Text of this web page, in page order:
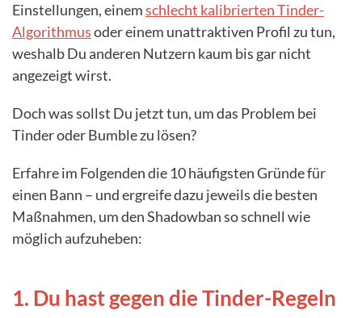
Einstellungen, einemschlecht kalibrierten Tinder-
Algorithmusoder einem unattraktiven Profil zu tun,
weshalb Du anderen Nutzern kaum bis gar nicht
angezeigt wirst.
Doch was sollst Du jetzt tun, um das Problem bei
Tinder oder Bumble zu lösen?
Erfahre im Folgenden die 10 häufigsten Gründe für
einen Bann – und ergreife dazu jeweils die besten
Maßnahmen, um den Shadowban so schnell wie
möglich aufzuheben:
1. Du hast gegen die Tinder-Regeln